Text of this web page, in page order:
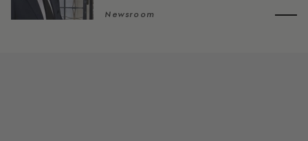
Newsroom